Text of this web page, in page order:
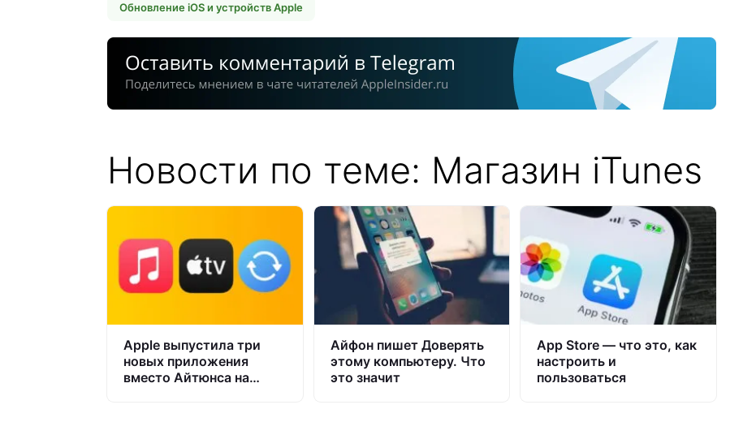
Обновление iOS и устройств Apple
Новости по теме: Магазин iTunes
Apple выпустила три
новых приложения
вместо Айтюнса на
Айфон пишет Доверять
этому компьютеру. Что
это значит
App Store — что это, как
настроить и
пользоваться